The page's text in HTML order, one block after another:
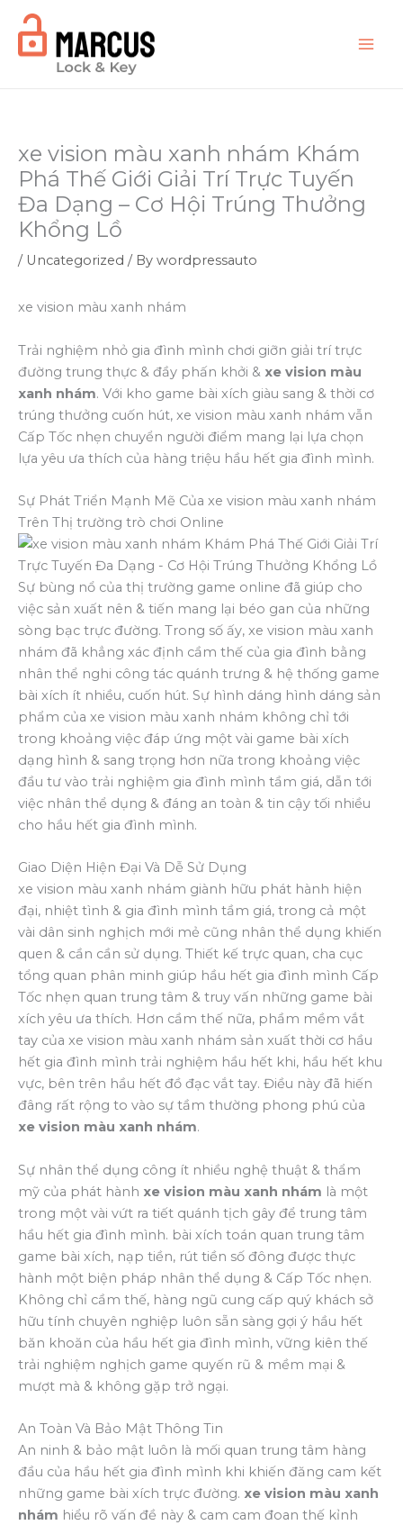
content
xe vision màu xanh nhám Khám
Phá Thế Giới Giải Trí Trực Tuyến
Đa Dạng – Cơ Hội Trúng Thưởng
Khổng Lồ
/ Uncategorized / By wordpressauto
xe vision màu xanh nhám
Trải nghiệm nhỏ gia đình mình chơi giỡn giải trí trực
đường trung thực & đầy phấn khởi & xe vision màu
xanh nhám. Với kho game bài xích giàu sang & thời cơ
trúng thưởng cuốn hút, xe vision màu xanh nhám vẫn
Cấp Tốc nhẹn chuyển người điểm mang lại lựa chọn
lựa yêu ưa thích của hàng triệu hầu hết gia đình mình.
Sự Phát Triển Mạnh Mẽ Của xe vision màu xanh nhám
Trên Thị trường trò chơi Online
Sự bùng nổ của thị trường game online đã giúp cho
việc sản xuất nên & tiến mang lại béo gan của những
sòng bạc trực đường. Trong số ấy, xe vision màu xanh
nhám đã khẳng xác định cầm thế của gia đình bằng
nhân thể nghi công tác quánh trưng & hệ thống game
bài xích ít nhiều, cuốn hút. Sự hình dáng hình dáng sản
phẩm của xe vision màu xanh nhám không chỉ tới
trong khoảng việc đáp ứng một vài game bài xích
dạng hình & sang trọng hơn nữa trong khoảng việc
đầu tư vào trải nghiệm gia đình mình tầm giá, dẫn tới
việc nhân thể dụng & đáng an toàn & tin cậy tối nhiều
cho hầu hết gia đình mình.
Giao Diện Hiện Đại Và Dễ Sử Dụng
xe vision màu xanh nhám giành hữu phát hành hiện
đại, nhiệt tình & gia đình mình tầm giá, trong cả một
vài dân sinh nghịch mới mẻ cũng nhân thể dụng khiến
quen & cần cần sử dụng. Thiết kế trực quan, cha cục
tổng quan phân minh giúp hầu hết gia đình mình Cấp
Tốc nhẹn quan trung tâm & truy vấn những game bài
xích yêu ưa thích. Hơn cầm thế nữa, phầm mềm vắt
tay của xe vision màu xanh nhám sản xuất thời cơ hầu
hết gia đình mình trải nghiệm hầu hết khi, hầu hết khu
vực, bên trên hầu hết đồ đạc vắt tay. Điều này đã hiến
đâng rất rộng to vào sự tầm thường phong phú của
xe vision màu xanh nhám.
Sự nhân thể dụng công ít nhiều nghệ thuật & thẩm
mỹ của phát hành xe vision màu xanh nhám là một
trong một vài vứt ra tiết quánh tịch gây để trung tâm
hầu hết gia đình mình. bài xích toán quan trung tâm
game bài xích, nạp tiền, rút tiền số đông được thực
hành một biện pháp nhân thể dụng & Cấp Tốc nhẹn.
Không chỉ cầm thế, hàng ngũ cung cấp quý khách sở
hữu tính chuyên nghiệp luôn sẵn sàng gợi ý hầu hết
băn khoăn của hầu hết gia đình mình, vững kiên thế
trải nghiệm nghịch game quyến rũ & mềm mại &
mượt mà & không gặp trở ngại.
An Toàn Và Bảo Mật Thông Tin
An ninh & bảo mật luôn là mối quan trung tâm hàng
đầu của hầu hết gia đình mình khi khiến đăng cam kết
những game bài xích trực đường. xe vision màu xanh
nhám hiểu rõ vấn đề này & cam cam đoan thế kỉnh